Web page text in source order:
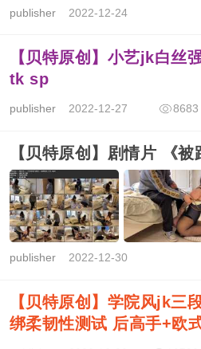
publisher2022-12-24
【贝特原创】小艺jk白丝
tk sp
publisher2022-12-27 8683
【贝特原创】剧情片 《被
publisher2022-12-30
【贝特原创】学院风jk三
绑柔韧性测试 后高手+欧式
式